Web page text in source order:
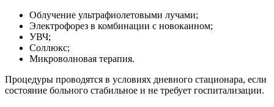
Облучение ультрафиолетовыми лучами;
Электрофорез в комбинации с новокаином;
УВЧ;
Соллюкс;
Микроволновая терапия.
Процедуры проводятся в условиях дневного стационара, если
состояние больного стабильное и не требует госпитализации.